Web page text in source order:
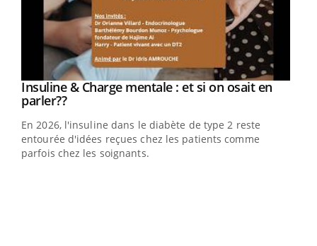
Youtube
Insuline & Charge mentale : et si on osait en
parler??Youtube
En 2026, l'insuline dans le diabète de type 2 reste
entourée d'idées reçues chez les patients comme
parfois chez les soignants.